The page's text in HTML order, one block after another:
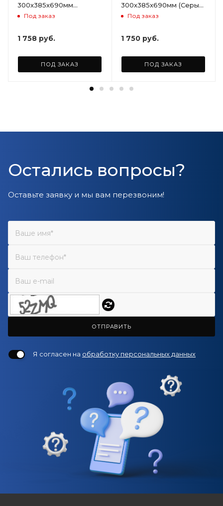
300х385х690мм
(Светло-бежевый)
Под заказ
1 758 руб.
ПОД ЗАКАЗ
300х385х690мм (Серый)
ARD258086
Под заказ
1 750 руб.
ПОД ЗАКАЗ
Остались вопросы?
Оставьте заявку и мы вам перезвоним!
ОТПРАВИТЬ
Я согласен на обработку персональных данных